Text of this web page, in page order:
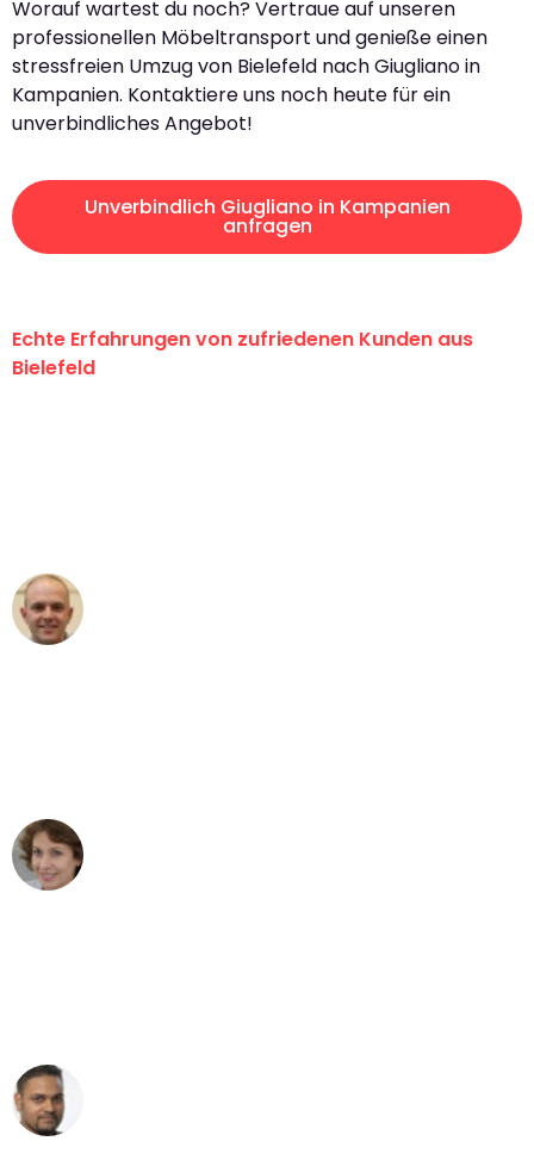
Worauf wartest du noch? Vertraue auf unseren
professionellen Möbeltransport und genieße einen
stressfreien Umzug von Bielefeld nach Giugliano in
Kampanien. Kontaktiere uns noch heute für ein
unverbindliches Angebot!
Unverbindlich Giugliano in Kampanien
anfragen
Echte Erfahrungen von zufriedenen Kunden aus
Bielefeld